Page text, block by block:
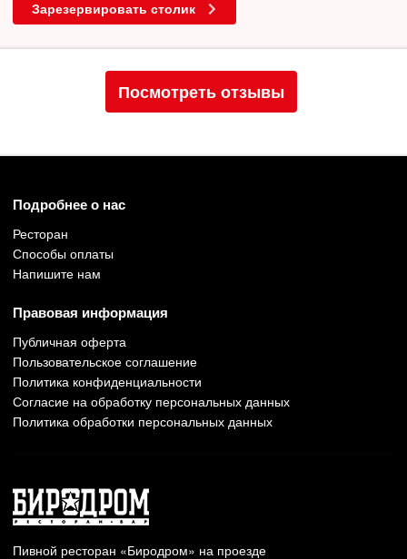
Зарезервировать столик
Посмотреть отзывы
Подробнее о нас
Ресторан
Способы оплаты
Напишите нам
Правовая информация
Публичная оферта
Пользовательское соглашение
Политика конфиденциальности
Согласие на обработку персональных данных
Политика обработки персональных данных
Пивной ресторан «Биродром» на проезде